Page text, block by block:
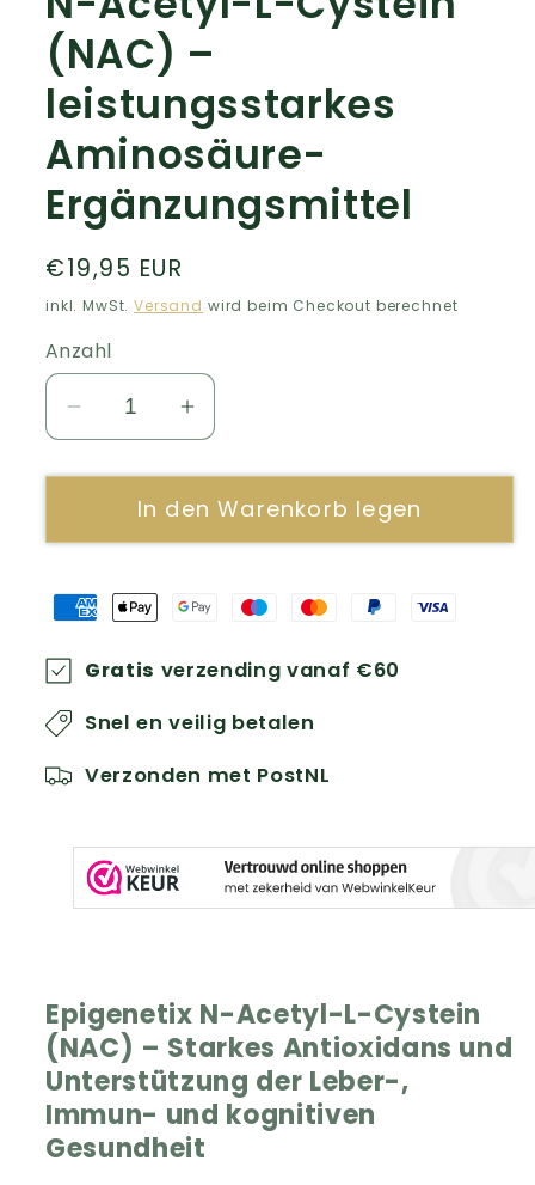
(NAC) –
leistungsstarkes
Aminosäure-
Ergänzungsmittel
Normaler
Preis
€19,95 EUR
inkl. MwSt.Versand wird beim Checkout berechnet
Anzahl
Verringere
Menge
N-
L-
(NAC)
leistungsstarkes
Aminosäure-
Erhöhe
Menge
für
N-
L-
(NAC)
leistungsstarkes
Aminosäure-
In den Warenkorb legen
Gratis verzending vanaf €60
Snel en veilig betalen
Verzonden met PostNL
Epigenetix N-Acetyl-L-Cystein
(NAC) – Starkes Antioxidans und
Unterstützung der Leber-,
Immun- und kognitiven
Gesundheit